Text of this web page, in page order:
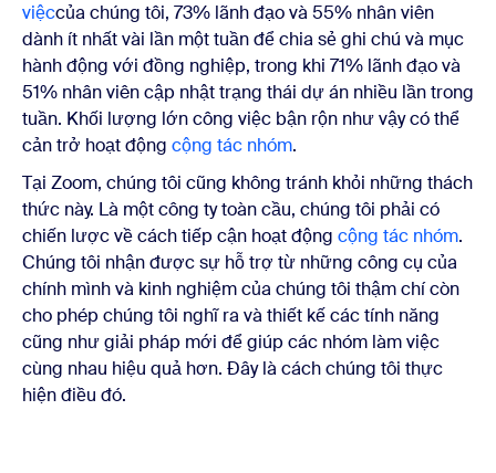
việccủa chúng tôi, 73% lãnh đạo và 55% nhân viên
dành ít nhất vài lần một tuần để chia sẻ ghi chú và mục
hành động với đồng nghiệp, trong khi 71% lãnh đạo và
51% nhân viên cập nhật trạng thái dự án nhiều lần trong
tuần. Khối lượng lớn công việc bận rộn như vậy có thể
cản trở hoạt động cộng tác nhóm.
Tại Zoom, chúng tôi cũng không tránh khỏi những thách
thức này. Là một công ty toàn cầu, chúng tôi phải có
chiến lược về cách tiếp cận hoạt động cộng tác nhóm.
Chúng tôi nhận được sự hỗ trợ từ những công cụ của
chính mình và kinh nghiệm của chúng tôi thậm chí còn
cho phép chúng tôi nghĩ ra và thiết kế các tính năng
cũng như giải pháp mới để giúp các nhóm làm việc
cùng nhau hiệu quả hơn. Đây là cách chúng tôi thực
hiện điều đó.